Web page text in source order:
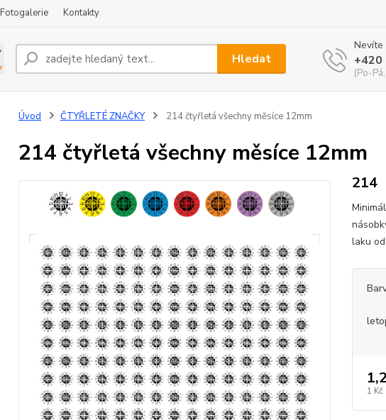
Fotogalerie Kontakty
Hledat
Nevíte
+420
(Po-
Úvod ČTYŘLETÉ ZNAČKY 214 čtyřletá všechny měsíce 12mm
214 čtyřletá všechny měsíce 12mm
214
laku
1 Kč